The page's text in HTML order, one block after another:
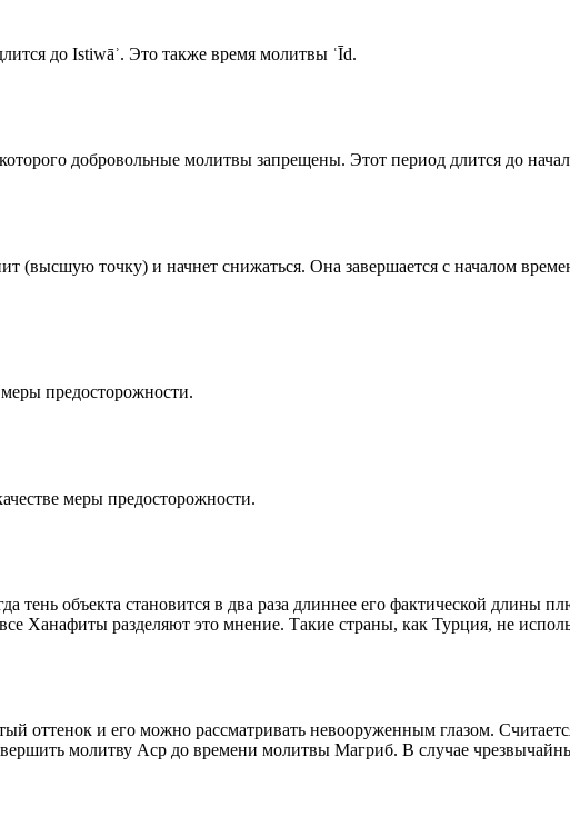
до Istiwāʾ. Это также время молитвы ʿĪd.
добровольные молитвы запрещены. Этот период длится до
(высшую точку) и начнет снижаться. Она завершается с началом
предосторожности.
меры предосторожности.
тень объекта становится в два раза длиннее его фактической длины
Ханафиты разделяют это мнение. Такие страны, как Турция, не
оттенок и его можно рассматривать невооруженным глазом.
молитву Аср до времени молитвы Магриб. В случае